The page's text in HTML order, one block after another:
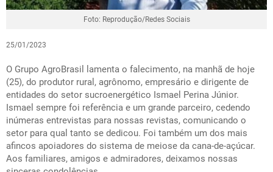
Foto: Reprodução/Redes Sociais
25/01/2023
O Grupo AgroBrasil lamenta o falecimento, na manhã de hoje
(25), do produtor rural, agrônomo, empresário e dirigente de
entidades do setor sucroenergético Ismael Perina Júnior.
Ismael sempre foi referência e um grande parceiro, cedendo
inúmeras entrevistas para nossas revistas, comunicando o
setor para qual tanto se dedicou. Foi também um dos mais
afincos apoiadores do sistema de meiose da cana-de-açúcar.
Aos familiares, amigos e admiradores, deixamos nossas